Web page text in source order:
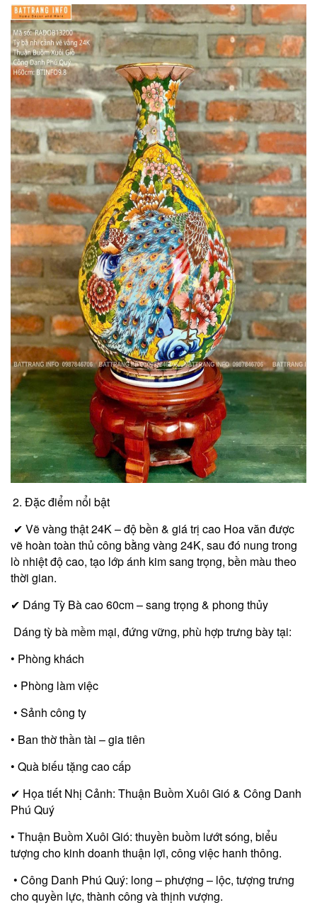
Đặc điểm nổi bật
✔ Vẽ vàng thật 24K – độ bền & giá trị cao Hoa văn được
vẽ hoàn toàn thủ công bằng vàng 24K, sau đó nung trong
lò nhiệt độ cao, tạo lớp ánh kim sang trọng, bền màu theo
thời gian.
✔ Dáng Tỳ Bà cao 60cm – sang trọng & phong thủy
Dáng tỳ bà mềm mại, đứng vững, phù hợp trưng bày tại:
• Phòng khách
• Phòng làm việc
• Sảnh công ty
• Ban thờ thần tài – gia tiên
• Quà biếu tặng cao cấp
✔ Họa tiết Nhị Cảnh: Thuận Buồm Xuôi Gió & Công Danh
Phú Quý
• Thuận Buồm Xuôi Gió: thuyền buồm lướt sóng, biểu
tượng cho kinh doanh thuận lợi, công việc hanh thông.
• Công Danh Phú Quý: long – phượng – lộc, tượng trưng
cho quyền lực, thành công và thịnh vượng.